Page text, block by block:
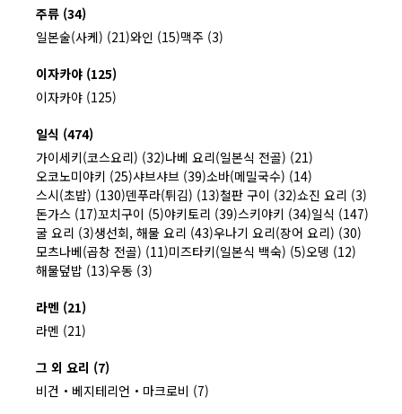
주류 (34)
일본술(사케) (21)와인 (15)맥주 (3)
이자카야 (125)
이자카야 (125)
일식 (474)
가이세키(코스요리) (32)나베 요리(일본식 전골) (21)
오코노미야키 (25)샤브샤브 (39)소바(메밀국수) (14)
스시(초밥) (130)덴푸라(튀김) (13)철판 구이 (32)쇼진 요리 (3)
돈가스 (17)꼬치구이 (5)야키토리 (39)스키야키 (34)일식 (147)
굴 요리 (3)생선회, 해물 요리 (43)우나기 요리(장어 요리) (30)
모츠나베(곱창 전골) (11)미즈타키(일본식 백숙) (5)오뎅 (12)
해물덮밥 (13)우동 (3)
라멘 (21)
라멘 (21)
그 외 요리 (7)
비건・베지테리언・마크로비 (7)